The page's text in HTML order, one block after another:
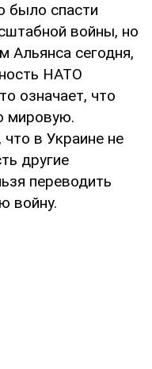
было спасти
войны, но
Альянса сегодня,
НАТО
означает, что
мировую.
в Украине не
другие
переводить
войну.